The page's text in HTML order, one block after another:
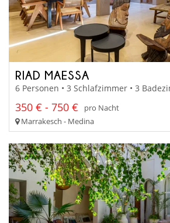
RIAD MAESSA
6 Personen • 3 Schlafzimmer • 3
350 € - 750 €
pro Nacht
Marrakesch - Medina